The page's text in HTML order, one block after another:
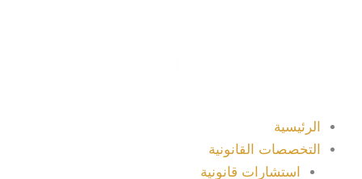
الرئيسية
التخصصات القانونية
استشارات قانونية